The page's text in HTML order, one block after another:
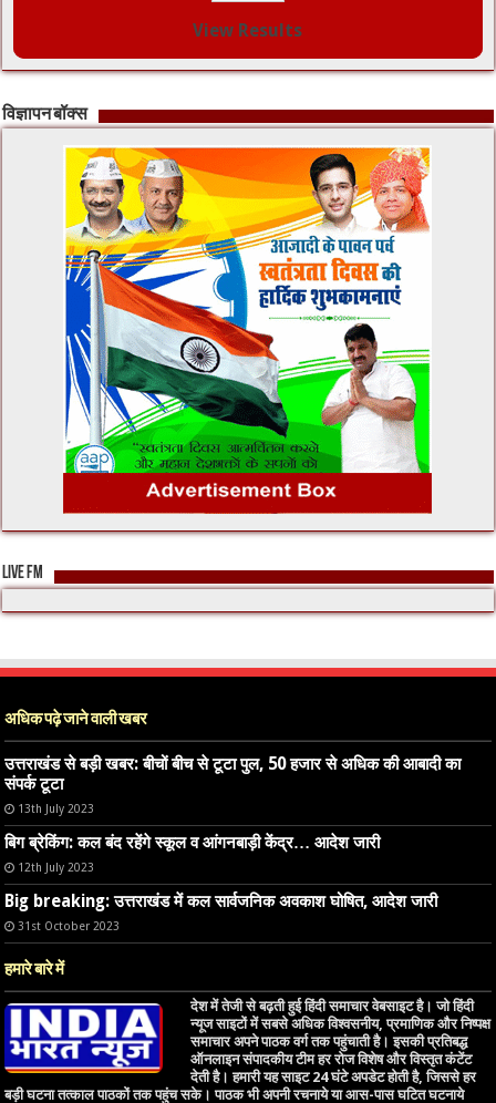
View Results
विज्ञापन बॉक्स
LIVE FM
अधिक पढ़े जाने वाली खबर
उत्तराखंड से बड़ी खबर: बीचों बीच से टूटा पुल, 50 हजार से अधिक की आबादी का
संपर्क टूटा
13th July 2023
बिग ब्रेकिंग: कल बंद रहेंगे स्कूल व आंगनबाड़ी केंद्र… आदेश जारी
12th July 2023
Big breaking: उत्तराखंड में कल सार्वजनिक अवकाश घोषित, आदेश जारी
31st October 2023
हमारे बारे में
देश में तेजी से बढ़ती हुई हिंदी समाचार वेबसाइट है। जो हिंदी
न्यूज साइटों में सबसे अधिक विश्वसनीय, प्रमाणिक और निष्पक्ष
समाचार अपने पाठक वर्ग तक पहुंचाती है। इसकी प्रतिबद्ध
ऑनलाइन संपादकीय टीम हर रोज विशेष और विस्तृत कंटेंट
देती है। हमारी यह साइट 24 घंटे अपडेट होती है, जिससे हर
बड़ी घटना तत्काल पाठकों तक पहुंच सके। पाठक भी अपनी रचनाये या आस-पास घटित घटनाये